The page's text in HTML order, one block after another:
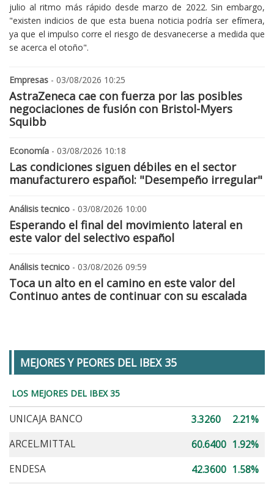
julio al ritmo más rápido desde marzo de 2022. Sin embargo,
"existen indicios de que esta buena noticia podría ser efímera,
ya que el impulso corre el riesgo de desvanecerse a medida que
se acerca el otoño".
Empresas - 03/08/2026 10:25
AstraZeneca cae con fuerza por las posibles
negociaciones de fusión con Bristol-Myers
Squibb
Economía - 03/08/2026 10:18
Las condiciones siguen débiles en el sector
manufacturero español: "Desempeño irregular"
Análisis tecnico - 03/08/2026 10:00
Esperando el final del movimiento lateral en
este valor del selectivo español
Análisis tecnico - 03/08/2026 09:59
Toca un alto en el camino en este valor del
Continuo antes de continuar con su escalada
MEJORES Y PEORES DEL IBEX 35
LOS MEJORES DEL IBEX 35
UNICAJA BANCO 3.3260
2.21%
ARCEL.MITTAL
60.6400 1.92%
ENDESA
42.3600 1.58%